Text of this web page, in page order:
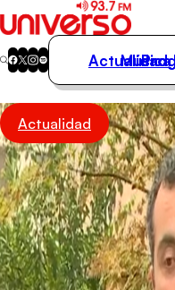
Actualidad
Música
Programas
Podcasts
Destacados
Actualidad
Música
Actualidad